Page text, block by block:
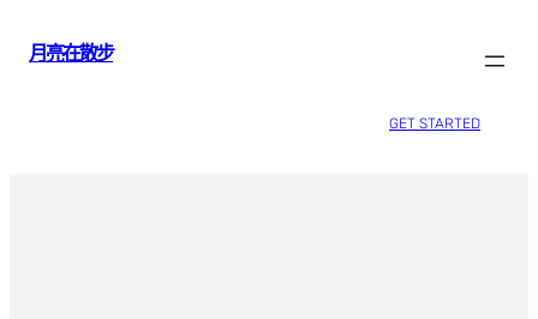
月亮在散步
GET STARTED